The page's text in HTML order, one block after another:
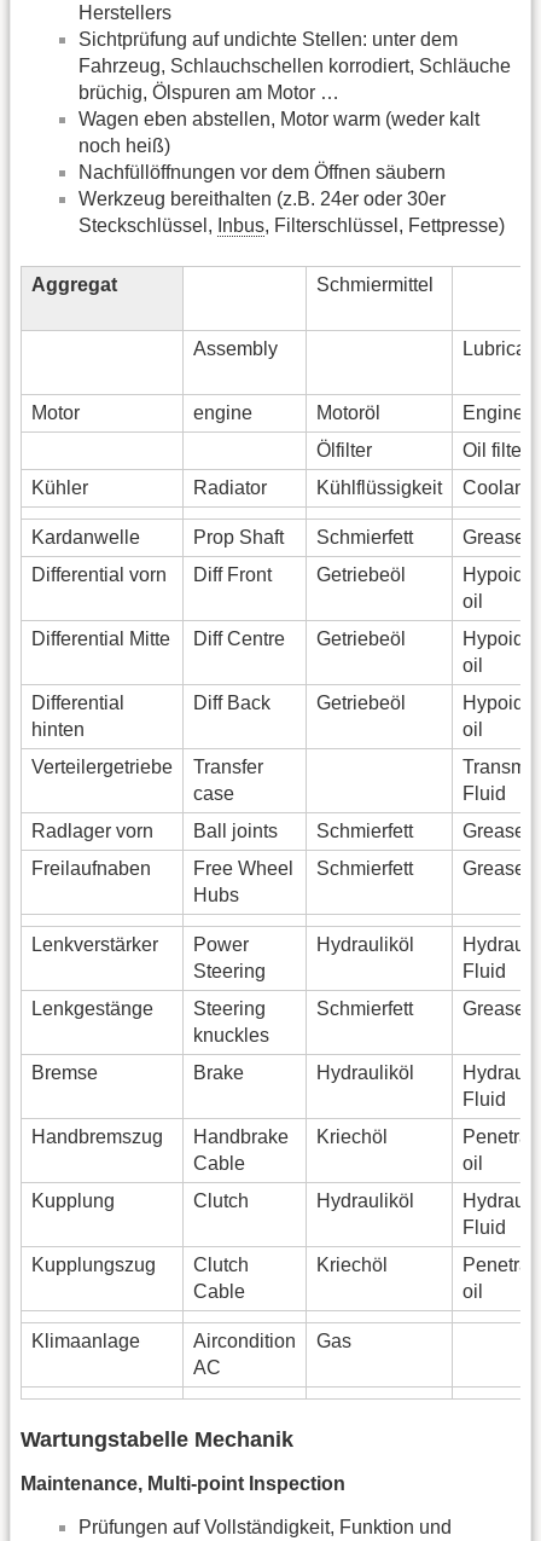
Herstellers
Sichtprüfung auf undichte Stellen: unter dem
Fahrzeug, Schlauchschellen korrodiert, Schläuche
brüchig, Ölspuren am Motor …
Wagen eben abstellen, Motor warm (weder kalt
noch heiß)
Nachfüllöffnungen vor dem Öffnen säubern
Werkzeug bereithalten (z.B. 24er oder 30er
Steckschlüssel, Inbus, Filterschlüssel, Fettpresse)
Aggregat Schmiermittel
Assembly
Motor engine Motoröl
Engine
Ölfilter
Oil filter
Kühler
Radiator Kühlflüssigkeit Coolant
Kardanwelle Prop Shaft Schmierfett
Grease
Differential vorn
Diff Front Getriebeöl
Hypoid
oil
Differential Mitte
Diff Centre Getriebeöl
Hypoid
oil
Differential
hinten
Diff Back Getriebeöl
Hypoid
oil
Verteilergetriebe
Transfer
case
Fluid
Radlager vorn
Ball joints Schmierfett
Grease
Freilaufnaben
Free Wheel
Hubs
Schmierfett Grease
Lenkverstärker
Power
Steering
Hydrauliköl
Fluid
Lenkgestänge
Steering
knuckles
Schmierfett Grease
Bremse Brake Hydrauliköl
Fluid
Handbremszug
Handbrake
Cable
Kriechöl
oil
Kupplung
Clutch Hydrauliköl
Fluid
Kupplungszug
Clutch
Cable
Kriechöl
oil
Klimaanlage
Aircondition
AC
Gas
Wartungstabelle Mechanik
Maintenance, Multi-point Inspection
Prüfungen auf Vollständigkeit, Funktion und